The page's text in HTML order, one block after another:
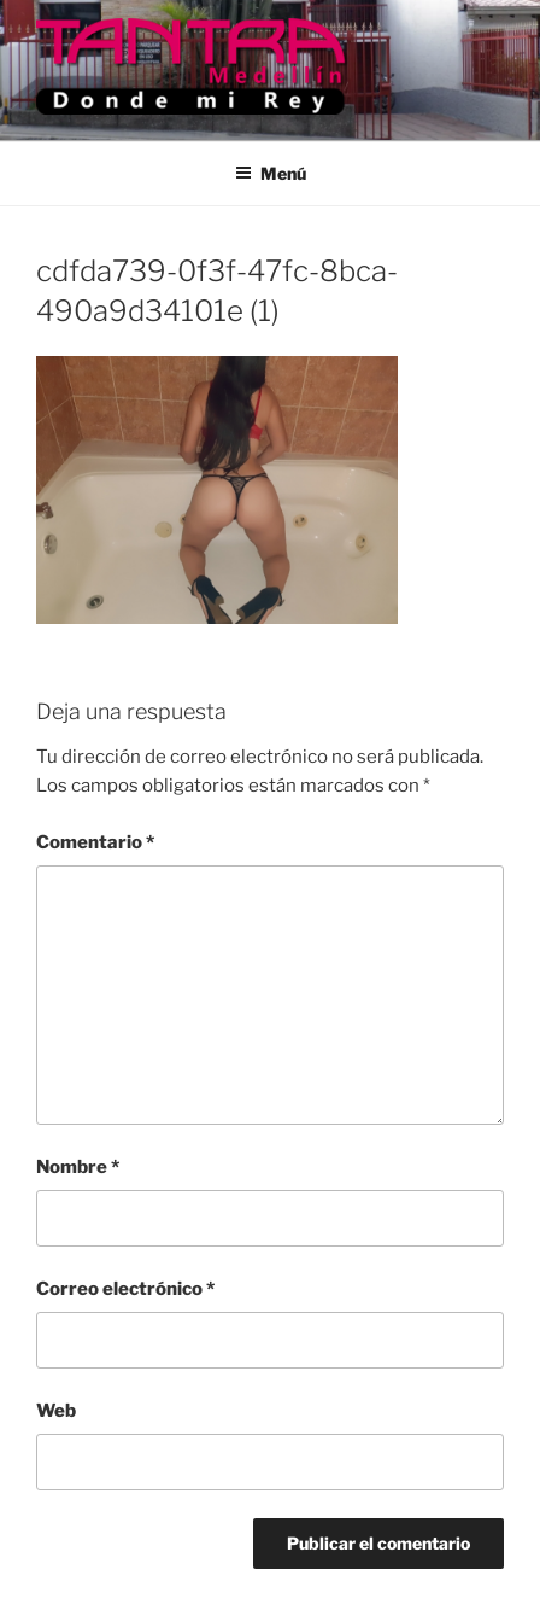
Saltar
al
contenido
TANTRA MEDELLIN
Donde Mi Rey
Menú
cdfda739-0f3f-47fc-8bca-
490a9d34101e (1)
Deja una respuesta
Tu dirección de correo electrónico no será publicada.
Los campos obligatorios están marcados con *
Comentario*
Nombre*
Correo electrónico*
Web